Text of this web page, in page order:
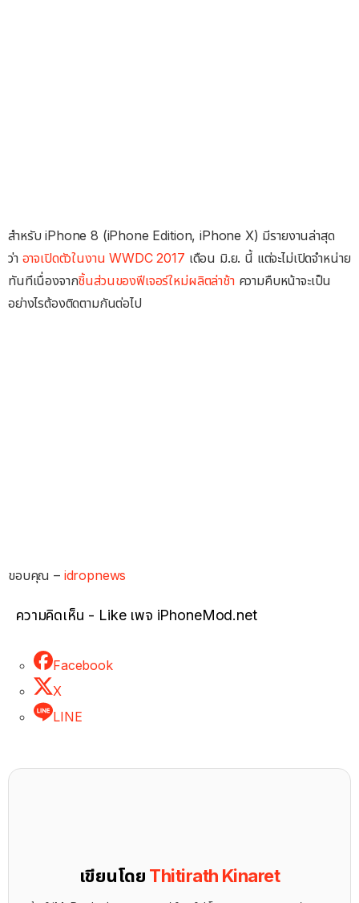
สำหรับ iPhone 8 (iPhone Edition, iPhone X) มีรายงานล่าสุด
ว่า อาจเปิดตัวในงาน WWDC 2017 เดือน มิ.ย. นี้ แต่จะไม่เปิดจำหน่าย
ทันทีเนื่องจากชิ้นส่วนของฟีเจอร์ใหม่ผลิตล่าช้าความคืบหน้าจะเป็น
อย่างไรต้องติดตามกันต่อไป
ขอบคุณ – idropnews
ความคิดเห็น - Like เพจ iPhoneMod.net
Facebook
X
LINE
เขียนโดย Thitirath Kinaret